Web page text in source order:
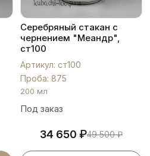
Серебряный стакан с
чернением "Меандр",
ст100
Артикул: ст100
Проба: 875
200 мл
Под заказ
34 650 ₽49 500₽